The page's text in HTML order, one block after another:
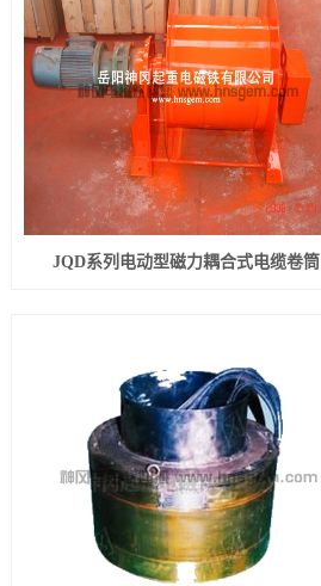
JQD系列电动型磁力耦合式电缆卷筒